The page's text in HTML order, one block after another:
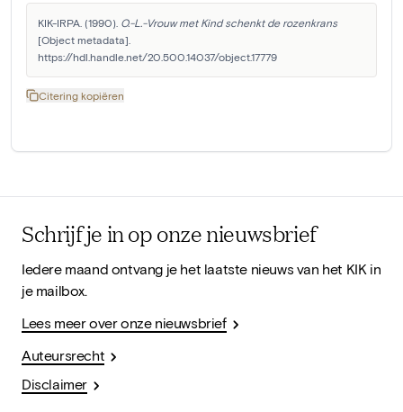
KIK-IRPA. (1990). O.-L.-Vrouw met Kind schenkt de rozenkrans
[Object metadata].
https://hdl.handle.net/20.500.14037/object.17779
Citering kopiëren
Schrijf je in op onze nieuwsbrief
Iedere maand ontvang je het laatste nieuws van het KIK in
je mailbox.
Lees meer over onze nieuwsbrief
Auteursrecht
Disclaimer